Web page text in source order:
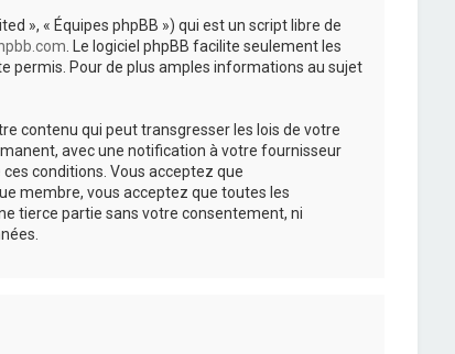
», « Équipes phpBB ») qui est un script libre de
. Le logiciel phpBB facilite seulement les
permis. Pour de plus amples informations au sujet
contenu qui peut transgresser les lois de votre
avec une notification à votre fournisseur
conditions. Vous acceptez que
membre, vous acceptez que toutes les
tierce partie sans votre consentement, ni